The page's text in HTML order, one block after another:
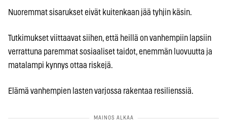
Nuoremmat sisarukset eivät kuitenkaan jää tyhjin käsin.
Tutkimukset viittaavat siihen, että heillä on vanhempiin lapsiin
verrattuna paremmat sosiaaliset taidot, enemmän luovuutta ja
matalampi kynnys ottaa riskejä.
Elämä vanhempien lasten varjossa rakentaa resilienssiä.